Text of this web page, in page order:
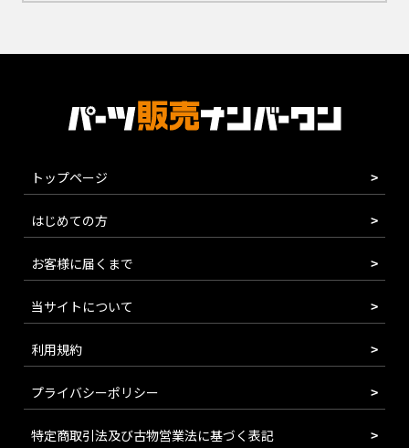
トップページ
はじめての方
お客様に届くまで
当サイトについて
利用規約
プライバシーポリシー
特定商取引法及び古物営業法に基づく表記